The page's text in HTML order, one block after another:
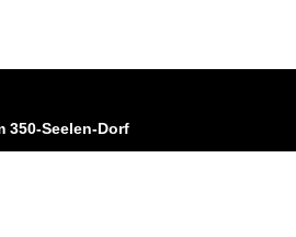
Seelen-Dorf